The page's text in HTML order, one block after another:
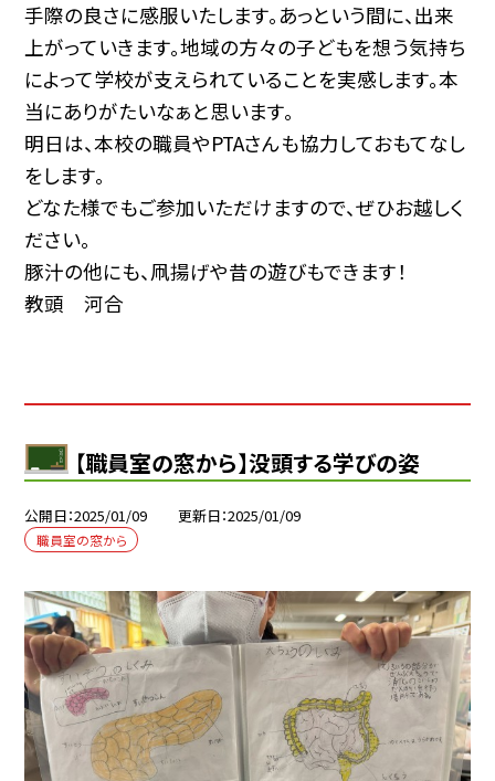
手際の良さに感服いたします。あっという間に、出来
上がっていきます。地域の方々の子どもを想う気持ち
によって学校が支えられていることを実感します。本
当にありがたいなぁと思います。
明日は、本校の職員やPTAさんも協力しておもてなし
をします。
どなた様でもご参加いただけますので、ぜひお越しく
ださい。
豚汁の他にも、凧揚げや昔の遊びもできます！
教頭 河合
【職員室の窓から】没頭する学びの姿
公開日 2025/01/09 更新日 2025/01/09
職員室の窓から